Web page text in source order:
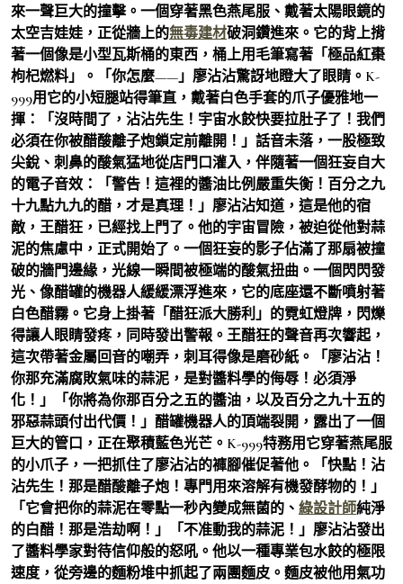
來一聲巨大的撞擊。一個穿著黑色燕尾服、戴著太陽眼鏡的
太空吉娃娃，正從牆上的無毒建材破洞鑽進來。它的背上揹
著一個像是小型瓦斯桶的東西，桶上用毛筆寫著「極品紅棗
枸杞燃料」。「你怎麼——」廖沾沾驚訝地瞪大了眼睛。K-
999用它的小短腿站得筆直，戴著白色手套的爪子優雅地一
揮：「沒時間了，沾沾先生！宇宙水餃快要拉肚子了！我們
必須在你被醋酸離子炮鎖定前離開！」話音未落，一股極致
尖銳、刺鼻的酸氣猛地從店門口灌入，伴隨著一個狂妄自大
的電子音效：「警告！這裡的醬油比例嚴重失衡！百分之九
十九點九九的醋，才是真理！」廖沾沾知道，這是他的宿
敵，王醋狂，已經找上門了。他的宇宙冒險，被迫從他對蒜
泥的焦慮中，正式開始了。一個狂妄的影子佔滿了那扇被撞
破的牆門邊緣，光線一瞬間被極端的酸氣扭曲。一個閃閃發
光、像醋罐的機器人緩緩漂浮進來，它的底座還不斷噴射著
白色醋霧。它身上掛著「醋狂派大勝利」的霓虹燈牌，閃爍
得讓人眼睛發疼，同時發出警報。王醋狂的聲音再次響起，
這次帶著金屬回音的嘲弄，刺耳得像是磨砂紙。「廖沾沾！
你那充滿腐敗氣味的蒜泥，是對醬料學的侮辱！必須淨
化！」「你將為你那百分之五的醬油，以及百分之九十五的
邪惡蒜頭付出代價！」醋罐機器人的頂端裂開，露出了一個
巨大的管口，正在聚積藍色光芒。K-999特務用它穿著燕尾服
的小爪子，一把抓住了廖沾沾的褲腳催促著他。「快點！沾
沾先生！那是醋酸離子炮！專門用來溶解有機發酵物的！」
「它會把你的蒜泥在零點一秒內變成無菌的、 綠設計師純淨
的白醋！那是浩劫啊！」「不准動我的蒜泥！」廖沾沾發出
了醬料學家對待信仰般的怒吼。他以一種專業包水餃的極限
速度，從旁邊的麵粉堆中抓起了兩團麵皮。麵皮被他用氣功